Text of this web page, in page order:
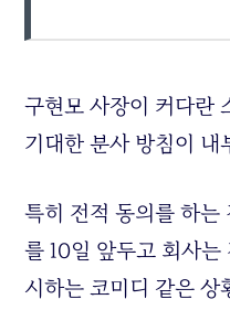
구현모 사장이 커다란
기대한 분사 방침이 내
특히 전적 동의를 하
를 10일 앞두고 회사
시하는 코미디 같은